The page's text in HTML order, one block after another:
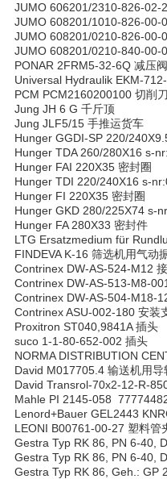
JUMO 606201/2310-826-02-
JUMO 608201/1010-826-00-
JUMO 608201/0210-826-00-
JUMO 608201/0210-840-00-
PONAR 2FRM5-32-6Q 减压阀
Universal Hydraulik EKM-
PCM PCM2160200100 切削
Jung JH 6 G 千斤顶
Jung JLF5/15 手推运货车
Hunger GGDI-SP 220/
Hunger TDA 260/280X16 s-
Hunger FAI 220X35 密封圈
Hunger TDI 220/240X16 s-
Hunger FI 220X35 密封圈
Hunger GKD 280/225X74 s-
Hunger FA 280X33 密封件
LTG Ersatzmedium für
FINDEVA K-16 筛选机用气动
Contrinex DW-AS-524-M12
Contrinex DW-AS-513-M8-
Contrinex DW-AS-504-M18-
Contrinex ASU-002-180 安装
Proxitron ST040,9841A 插头
suco 1-1-80-652-002 插头
NORMA DISTRIBUTION
David M017705.4 输送机用导
David Transrol-70x2-12-R-
Mahle PI 2145-058
Lenord+Bauer GEL2443
LEONI B00761-00-27 塑料管
Gestra Typ RK 86, PN 6-40,
Gestra Typ RK 86, PN 6-40,
Gestra Typ RK 86, Geh.: GP